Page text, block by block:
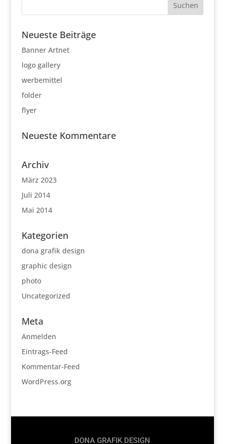
Neueste Beiträge
Banner Artnet
logo gallery
werbemittel
folder
flyer
Neueste Kommentare
Archiv
März 2023
Juli 2014
Mai 2014
Kategorien
dona grafik design
graphic design
photo
Uncategorized
Meta
Anmelden
Eintrags-Feed
Kommentar-Feed
WordPress.org
DONA GRAFIK DESIGN